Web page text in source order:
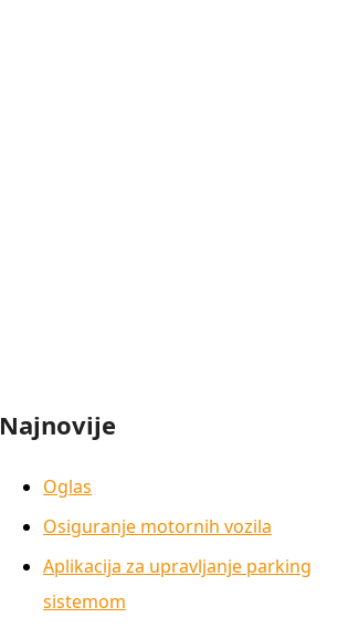
Najnovije
Oglas
Osiguranje motornih vozila
Aplikacija za upravljanje parking
sistemom